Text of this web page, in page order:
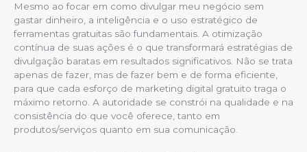
Mesmo ao focar em como divulgar meu negócio sem
gastar dinheiro, a inteligência e o uso estratégico de
ferramentas gratuitas são fundamentais. A otimização
contínua de suas ações é o que transformará estratégias de
divulgação baratas em resultados significativos. Não se trata
apenas de fazer, mas de fazer bem e de forma eficiente,
para que cada esforço de marketing digital gratuito traga o
máximo retorno. A autoridade se constrói na qualidade e na
consistência do que você oferece, tanto em
produtos/serviços quanto em sua comunicação.